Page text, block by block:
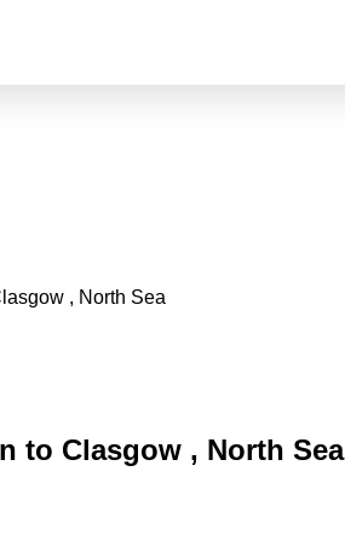
, North Sea
to Clasgow , North Sea